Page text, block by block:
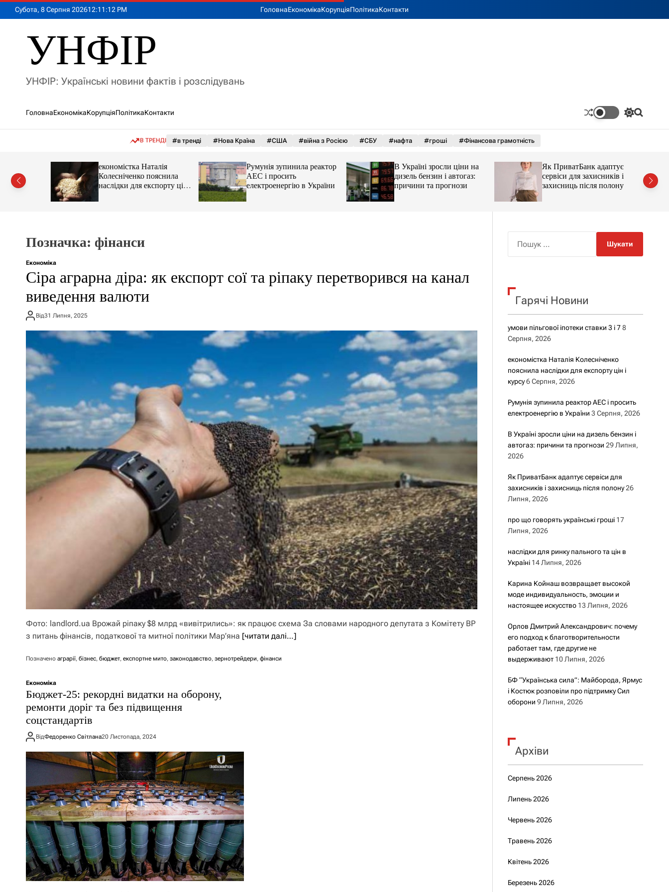
Субота, 8 Серпня 202612:11 :14 PM ГоловнаЕкономікаКорупціяПолітикаКонтакти
УНФІР
УНФІР: Українські новини фактів і розслідувань
ГоловнаЕкономікаКорупціяПолітикаКонтакти
П
к
а
ч
р
о
у
П
В ТРЕНДІ #в тренді #Нова Країна #США #війна з Росією #СБУ #нафта #гроші #Фінансова грамотність
економістка Наталія
Колесніченко пояснила
наслідки для експорту цін і
курсу
Румунія зупинила реактор
АЕС і просить
електроенергію в України
В Україні зросли ціни на
дизель бензин і автогаз:
причини та прогнози
Як ПриватБанк адаптує
сервіси для захисників і
захисниць після полону
Позначка: фінанси
Економіка
​Сіра аграрна діра: як експорт сої та ріпаку перетворився на канал
виведення валюти
Від31 Липня, 2025
Фото: landlord.ua Врожай ріпаку $8 млрд «вивітрились»: як працює схема За словами народного депутата з Комітету ВР
з питань фінансів, податкової та митної політики Мар’яна [читати далі…]
Позначено аграрії, бізнес, бюджет, експортне мито, законодавство, зернотрейдери, фінанси
Економіка
Бюджет-25: рекордні видатки на оборону,
ремонти доріг та без підвищення
соцстандартів
ВідФедоренко Світлана20 Листопада, 2024
к
Гарячі Новини
умови пільгової іпотеки ставки 3 і 7 8
Серпня, 2026
економістка Наталія Колесніченко
пояснила наслідки для експорту цін і
курсу 6 Серпня, 2026
Румунія зупинила реактор АЕС і просить
електроенергію в України 3 Серпня, 2026
В Україні зросли ціни на дизель бензин і
автогаз: причини та прогнози 29 Липня,
2026
Як ПриватБанк адаптує сервіси для
захисників і захисниць після полону 26
Липня, 2026
про що говорять українські гроші 17
Липня, 2026
наслідки для ринку пального та цін в
Україні 14 Липня, 2026
Карина Койнаш возвращает высокой
моде индивидуальность, эмоции и
настоящее искусство 13 Липня, 2026
Орлов Дмитрий Александрович: почему
его подход к благотворительности
работает там, где другие не
выдерживают 10 Липня, 2026
БФ “Українська сила”: Майборода, Ярмус
і Костюк розповіли про підтримку Сил
оборони 9 Липня, 2026
Архіви
Серпень 2026
Липень 2026
Червень 2026
Травень 2026
Квітень 2026
Березень 2026